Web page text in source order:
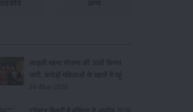
अन्य
लाड़ली बहना योजना की 36वीं किस्त
जारी, करोड़ों महिलाओं के खातों में पहुंचे
1500 रुपये
16-May-2026